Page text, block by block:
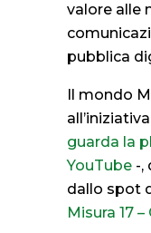
valore alle
pubblica
Il mondo
guarda la
YouTube -,
dallo spot
Misura 17